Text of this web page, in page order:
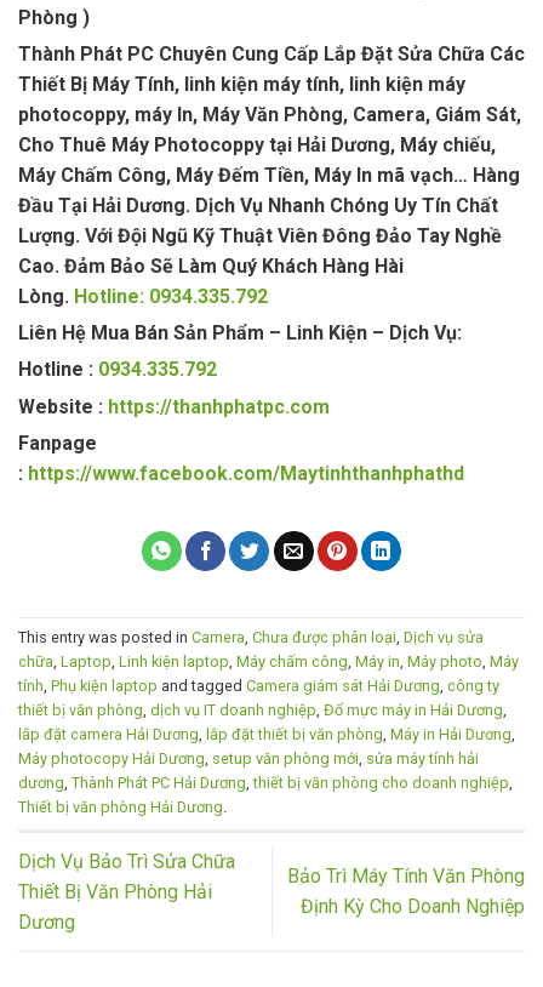
Phòng )
Thành Phát PC Chuyên Cung Cấp Lắp Đặt Sửa Chữa Các
Thiết Bị Máy Tính, linh kiện máy tính, linh kiện máy
photocoppy, máy In, Máy Văn Phòng, Camera, Giám Sát,
Cho Thuê Máy Photocoppy tại Hải Dương, Máy chiếu,
Máy Chấm Công, Máy Đếm Tiền, Máy In mã vạch… Hàng
Đầu Tại Hải Dương. Dịch Vụ Nhanh Chóng Uy Tín Chất
Lượng. Với Đội Ngũ Kỹ Thuật Viên Đông Đảo Tay Nghề
Cao. Đảm Bảo Sẽ Làm Quý Khách Hàng Hài
Lòng. Hotline: 0934.335.792
Liên Hệ Mua Bán Sản Phẩm – Linh Kiện – Dịch Vụ:
Hotline : 0934.335.792
Website : https://thanhphatpc.com
Fanpage
: https://www.facebook.com/Maytinhthanhphathd
This entry was posted in Camera, Chưa được phân loại, Dịch vụ sửa
chữa, Laptop, Linh kiện laptop, Máy chấm công, Máy in, Máy photo, Máy
tính, Phụ kiện laptop and tagged Camera giám sát Hải Dương, công ty
thiết bị văn phòng, dịch vụ IT doanh nghiệp, Đổ mực máy in Hải Dương,
lắp đặt camera Hải Dương, lắp đặt thiết bị văn phòng, Máy in Hải Dương,
Máy photocopy Hải Dương, setup văn phòng mới, sửa máy tính hải
dương, Thành Phát PC Hải Dương,thiết bị văn phòng cho doanh nghiệp,
Thiết bị văn phòng Hải Dương.
Dịch Vụ Bảo Trì Sửa Chữa
Thiết Bị Văn Phòng Hải
Dương
Bảo Trì Máy Tính Văn Phòng
Định Kỳ Cho Doanh Nghiệp